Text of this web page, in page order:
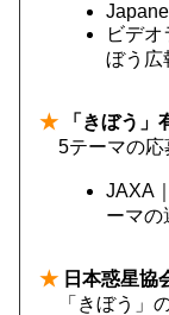
ビデ
ぼう広
★ 「きぼう」
5テーマの応
JAXA
ーマの
★ 日本惑星協
「きぼう」